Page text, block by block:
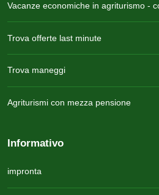
Vacanze economiche in agriturismo -
Trova offerte last minute
Trova maneggi
Agriturismi con mezza pensione
Informativo
impronta